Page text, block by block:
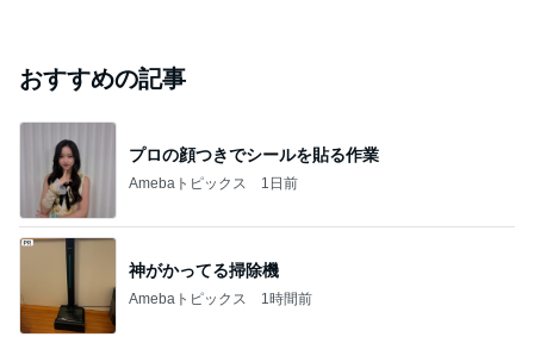
おすすめの記事
プロの顔つきでシールを貼る作業
Amebaトピックス 1日前
神がかってる掃除機
Amebaトピックス 1時間前